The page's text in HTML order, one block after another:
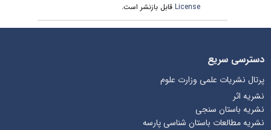
Licenseقابل بازنشر است.
دسترسی سریع
پرتال نشریات علمی وزارت علوم
نشریه اثر
نشریه باستان سنجی
نشریه مطالعات باستان شناسی پارسه